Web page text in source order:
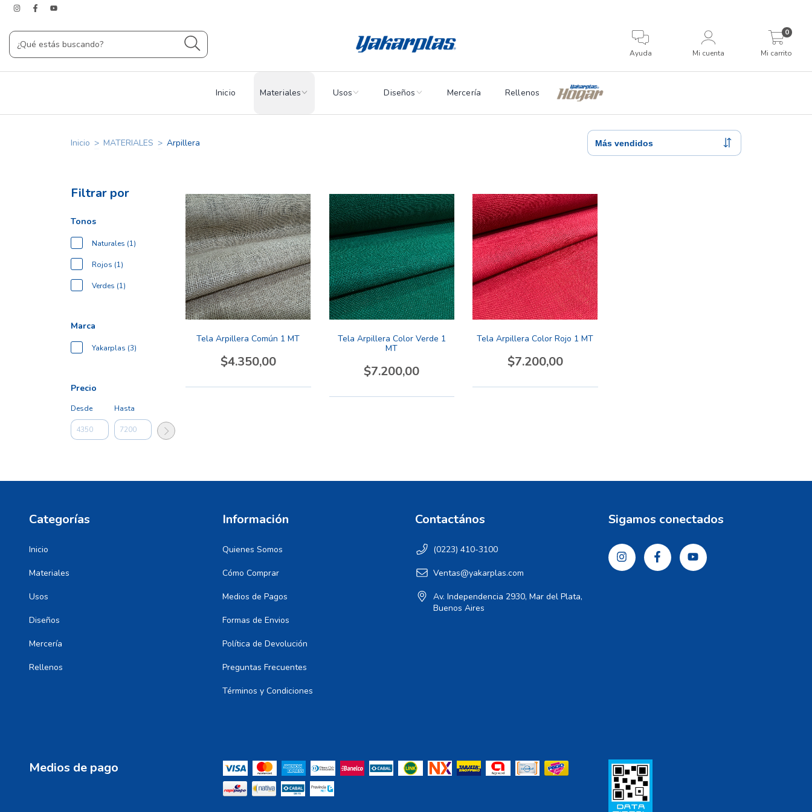
Ayuda Mi cuenta Mi carrito
0
Inicio Materiales Usos Diseños Mercería Rellenos
Inicio > MATERIALES > Arpillera
Filtrar por
Tonos
Naturales (1)
Rojos (1)
Verdes (1)
Marca
Yakarplas (3)
Precio
Desde Hasta
Tela Arpillera Común 1 MT
$4.350,00
Tela Arpillera Color Verde 1
MT
$7.200,00
Tela Arpillera Color Rojo 1 MT
$7.200,00
Categorías
Inicio
Materiales
Usos
Diseños
Mercería
Rellenos
Información
Quienes Somos
Cómo Comprar
Medios de Pagos
Formas de Envios
Política de Devolución
Preguntas Frecuentes
Términos y Condiciones
Contactános
(0223) 410-3100
Ventas@yakarplas.com
Av. Independencia 2930, Mar del Plata,
Buenos Aires
Sigamos conectados
Medios de pago